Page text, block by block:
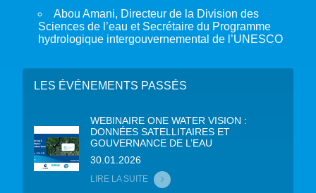
Abou Amani, Directeur de la Division des
Sciences de l’eau et Secrétaire du Programme
hydrologique intergouvernemental de l’UNESCO
LES ÉVÉNEMENTS PASSÉS
WEBINAIRE ONE WATER VISION :
DONNÉES SATELLITAIRES ET
GOUVERNANCE DE L’EAU
30.01.2026
LIRE LA SUITE